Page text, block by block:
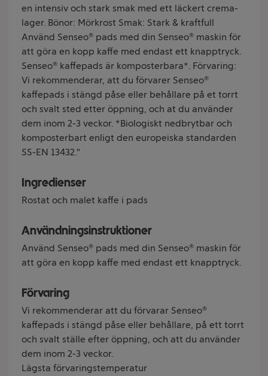
en intensiv och stark smak med ett läckert crema-
lager. Bönor: Mörkrost Smak: Stark & kraftfull
Använd Senseo® pads med din Senseo® maskin för
att göra en kopp kaffe med endast ett knapptryck.
Senseo® kaffepads är komposterbara*. Förvaring:
Vi rekommenderar, att du förvarer Senseo®
kaffepads i stängd påse eller behållare på et torrt
och svalt sted etter öppning, och at du använder
dem inom 2-3 veckor. *Biologiskt nedbrytbar och
komposterbart enligt den europeiska standarden
SS-EN 13432."
Ingredienser
Rostat och malet kaffe i pads
Användningsinstruktioner
Använd Senseo® pads med din Senseo® maskin för
att göra en kopp kaffe med endast ett knapptryck.
Förvaring
Vi rekommenderar att du förvarar Senseo®
kaffepads i stängd påse eller behållare, på ett torrt
och svalt ställe efter öppning, och att du använder
dem inom 2-3 veckor.
Lägsta förvaringstemperatur